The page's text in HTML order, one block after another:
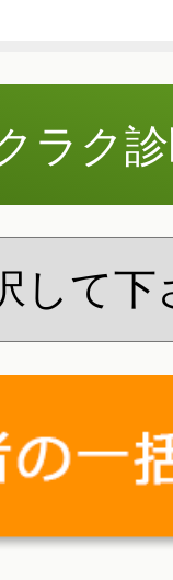
ラク